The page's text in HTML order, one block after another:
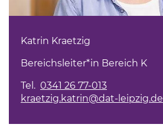
Katrin Kraetzig
Bereichsleiter*in Bereich K
Tel. 0341 26 77-013
kraetzig.katrin@dat-leipzig.de